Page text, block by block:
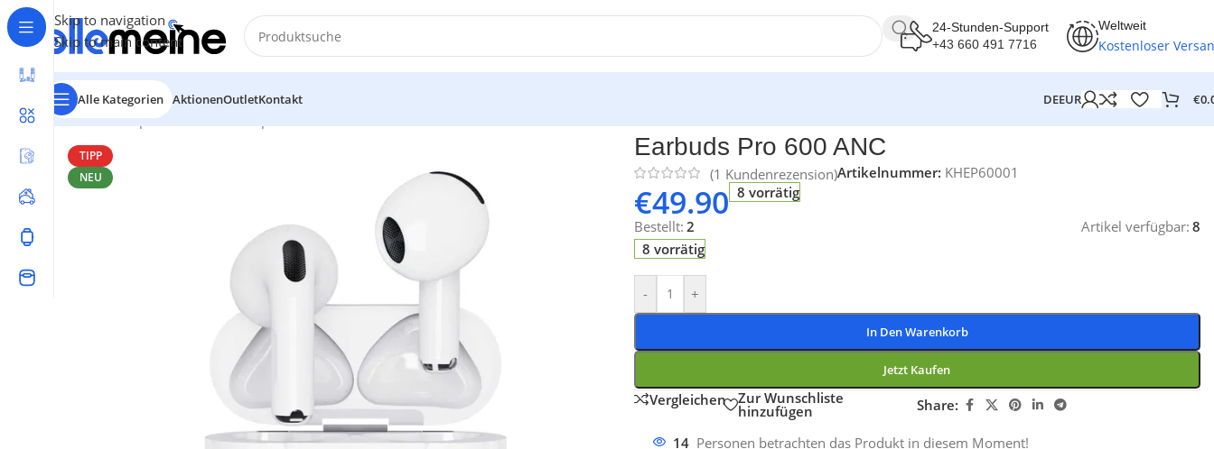
Skip to navigation
Skip to main content
24-Stunden-Support
+43 660 491 7716
Weltweit
Kostenloser
Alle Kategorien AktionenOutletKontakt DEEUR €
Start/Smartphones & Audio
TIPP
NEU
Earbuds Pro 600 ANC
(1 Kundenrezension)Artikelnummer: KHEP60001
€49.90 8 vorrätig
Bestellt: 2 Artikel verfügbar: 8
8 vorrätig
- +
In Den Warenkorb
Jetzt Kaufen
Vergleichen Zur Wunschliste
hinzufügen Share:
14 Personen betrachten das Produkt in diesem Moment!